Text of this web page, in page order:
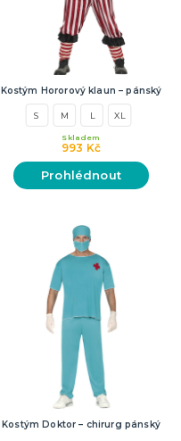
Kostým Hororový klaun – pánský
S M L XL
993 Kč
Skladem
Prohlédnout
Kostým Doktor – chirurg pánský